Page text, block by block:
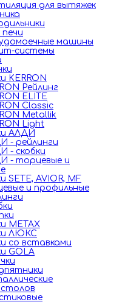
для вытяжек
машины
системы
KERRON
Рейлинг
ELITE
Classic
Metallik
Light
АЛДИ
- рейлинги
- скобки
- торцевые и
SETE, AVIOR, MF
и профильные
METAX
ЛЮКС
со вставками
GOLA